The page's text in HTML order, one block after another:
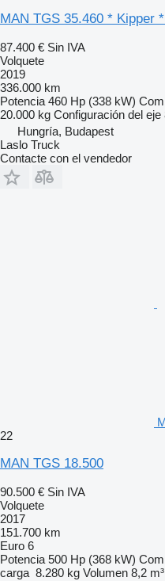
MAN TGS 35.460 * Kipper
87.400 € Sin IVA
Volquete
2019
336.000 km
Potencia 460 Hp (338 kW)
20.000 kg Configuración del eje
Hungría, Budapest
Laslo Truck
Contacte con el vendedor
22
MAN TGS 18.500
90.500 € Sin IVA
Volquete
2017
151.700 km
Euro 6
Potencia 500 Hp (368 kW)
carga 8.280 kg Volumen 8,2 m³